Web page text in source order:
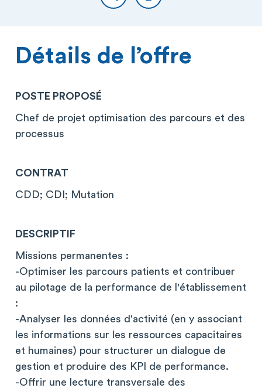
Détails de l’offre
POSTE PROPOSÉ
Chef de projet optimisation des parcours et des
processus
CONTRAT
CDD; CDI; Mutation
DESCRIPTIF
Missions permanentes :
-Optimiser les parcours patients et contribuer
au pilotage de la performance de l'établissement
:
-Analyser les données d'activité (en y associant
les informations sur les ressources capacitaires
et humaines) pour structurer un dialogue de
gestion et produire des KPI de performance.
-Offrir une lecture transversale des